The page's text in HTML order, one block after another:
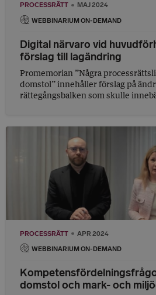
PROCESSRÄTT MAJ 2024
WEBBINARIUM ON-DEMAND
Digital närvaro vid
förslag till lagändring
Promemorian ”Några
domstol” innehåller förslag på
rättegångsbalken som skulle
PROCESSRÄTT APR 2024
WEBBINARIUM ON-DEMAND
domstol och mark- och